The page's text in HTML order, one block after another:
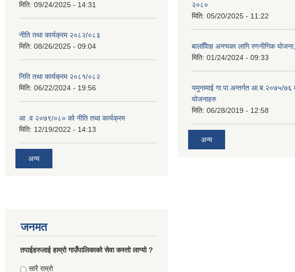
मिति: 09/24/2025 - 14:31
नीति तथा कार्यक्रम २०८२/०८३
मिति: 08/26/2025 - 09:04
निति तथा कार्यक्रम २०८१/०८२
मिति: 06/22/2024 - 19:56
आ .व २०७९/०८० को नीति तथा कार्यक्रम
मिति: 12/19/2022 - 14:13
अन्य
२०८०
मिति: 05/20/2025 - 11:22
बालवििाह अन्त्यका लागि रणनीगिक
मिति: 01/24/2024 - 09:33
यमुनामाई गा.पा.अन्तर्गत आ.ब.२०७५/७६
योजनाहरु
मिति: 06/28/2019 - 12:58
अन्य
जनमत
तपाईहरुलाई हाम्रो गाउँपालिकाको सेवा कस्तो लाग्यो ?
Choices
सारै राम्रो